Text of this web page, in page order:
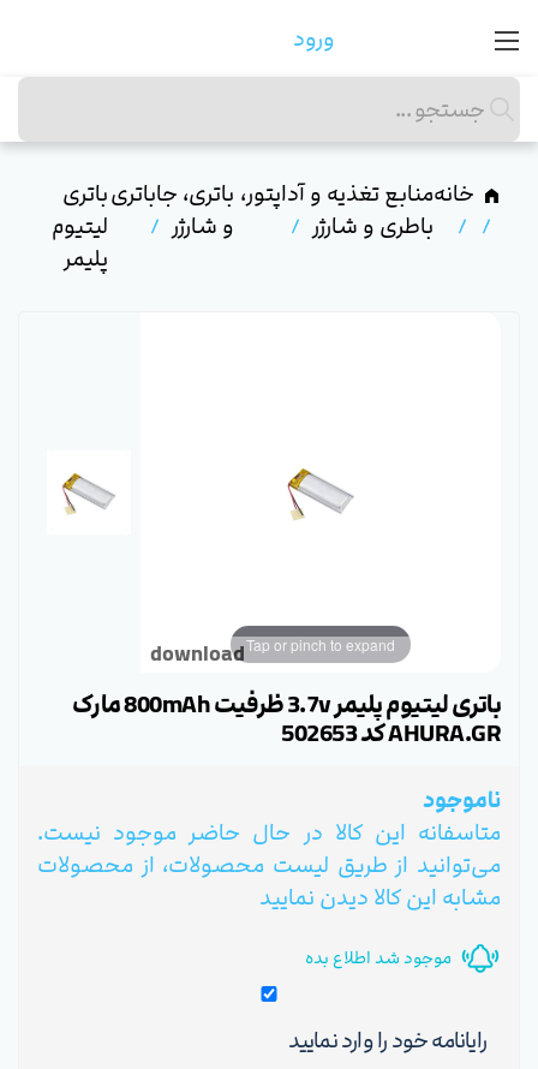
ورود
خانهمنابع تغذیه و آداپتور،
باطری و شارژر
باتری، جاباتری
و شارژر
باتری
لیتیوم
پلیمر
downloadTap or pinch to expand
باتری لیتیوم پلیمر 3.7v ظرفیت 800mAh مارک
AHURA.GR کد 502653
ناموجود
متاسفانه این کالا در حال حاضر موجود نیست.
می‌توانید از طریق لیست محصولات، از محصولات
مشابه این کالا دیدن نمایید
موجود شد اطلاع بده